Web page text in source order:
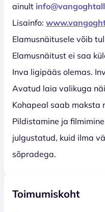
ainult
Lisainfo:
Elamusnäitusele võib
Elamusnäitust ei saa
Inva ligipääs olemas.
Avatud laia valikuga
Kohapeal saab maksta
Pildistamine ja
julgustatud, kuid ilma
sõpradega.
Toimumiskoht